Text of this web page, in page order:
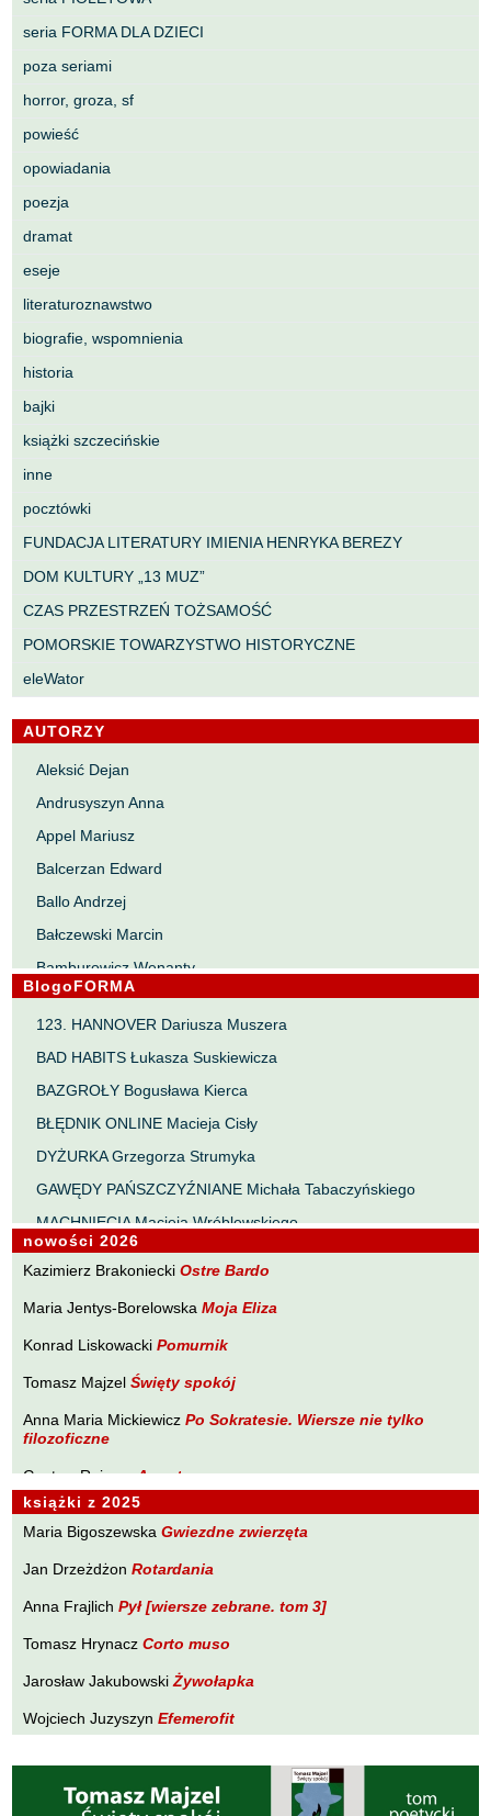
seria FORMA DLA DZIECI
poza seriami
horror, groza, sf
powieść
opowiadania
poezja
dramat
eseje
literaturoznawstwo
biografie, wspomnienia
historia
bajki
książki szczecińskie
inne
pocztówki
FUNDACJA LITERATURY IMIENIA HENRYKA BEREZY
DOM KULTURY „13 MUZ”
CZAS PRZESTRZEŃ TOŻSAMOŚĆ
POMORSKIE TOWARZYSTWO HISTORYCZNE
eleWator
AUTORZY
Aleksić Dejan
Andrusyszyn Anna
Appel Mariusz
Balcerzan Edward
Ballo Andrzej
Bałczewski Marcin
Bamburowicz Wenanty
Bawołek Waldemar
Bereza Henryk
Berezin Kostia
Bielawa Jacek
Biernacka Alina
Bieszczad Maciej
Bigoszewska Maria
Bitner Dariusz
Błahy Jarosław
Chojnowski Zbigniew
Cichowlas Robert
Cisło Maciej
Czaplewski Wojciech
Czuku Marek
Drobnik Łukasz
Drzewucki Janusz
Fajfer Kazimierz
BlogoFORMA
123. HANNOVER Dariusza Muszera
BAD HABITS Łukasza Suskiewicza
BAZGROŁY Bogusława Kierca
BŁĘDNIK ONLINE Macieja Cisły
DYŻURKA Grzegorza Strumyka
GAWĘDY PAŃSZCZYŹNIANE Michała Tabaczyńskiego
MACHNIĘCIA Macieja Wróblewskiego
MAŁOMIASTECZKOWE ZRYWY Zbigniewa Wojciechowicza
PISMO SZYBKIE Marty Zelwan
PLANETA Ewy Sonnenberg
PONIEWCZASIE. Eugeniusz Tkaczyszyn-Dycki
POPNARRACJE Łukasza Drobnika
PURPURA Izabeli Szolc
WĘDRÓWKI NIEWĘDRUJĄCEGO Ryszarda Lenca
Z DALA OD ZGIEŁKU Tadeusza Zubińskiego
nowości 2026
Kazimierz BrakonieckiOstre Bardo
Maria Jentys-BorelowskaMoja Eliza
Konrad LiskowackiPomurnik
Tomasz MajzelŚwięty spokój
Anna Maria MickiewiczPo Sokratesie. Wiersze nie tylko
filozoficzne
Gustaw RajmusAngst
Karol SamselAutodafe 9
książki z 2025
Maria BigoszewskaGwiezdne zwierzęta
Jan DrzeżdżonRotardania
Anna FrajlichPył [wiersze zebrane. tom 3]
Tomasz HrynaczCorto muso
Jarosław JakubowskiŻywołapka
Wojciech JuzyszynEfemerofit
Andrzej KopackiAgrygent